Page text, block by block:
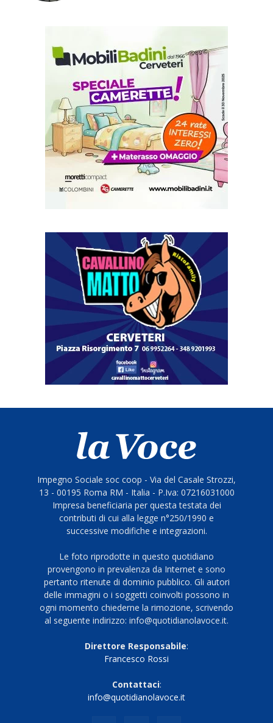
Impegno Sociale soc coop - Via del Casale Strozzi,
13 - 00195 Roma RM - Italia - P.Iva: 07216031000
Impresa beneficiaria per questa testata dei
contributi di cui alla legge n°250/1990 e
successive modifiche e integrazioni.
Le foto riprodotte in questo quotidiano
provengono in prevalenza da Internet e sono
pertanto ritenute di dominio pubblico. Gli autori
delle immagini o i soggetti coinvolti possono in
ogni momento chiederne la rimozione, scrivendo
al seguente indirizzo: info@quotidianolavoce.it.
Direttore Responsabile:
Francesco Rossi
Contattaci:
info@quotidianolavoce.it